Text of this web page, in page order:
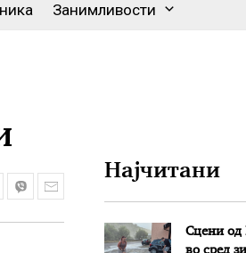
Занимливости
Најчитани
Сцени од
во сред